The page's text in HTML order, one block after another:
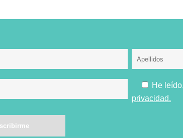
He
privacidad.